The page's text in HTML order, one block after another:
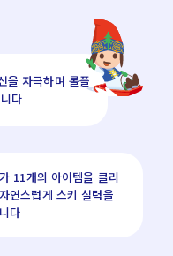
을 자극하며 롤플
다
11개의 아이템을 클리
연스럽게 스키 실력을
다